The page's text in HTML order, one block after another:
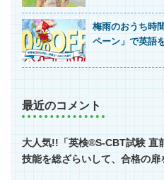
梅雨のおうち時
ペーン」で英語
最近のコメント
大人気!!「英検®S-CBT試験 直
技能を総ざらいして、合格の扉